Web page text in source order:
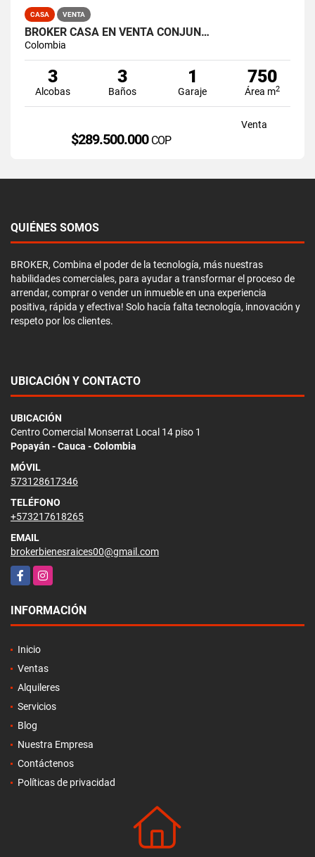
CASA VENTA
BROKER CASA EN VENTA CONJUN…
Colombia
3
Alcobas
3
Baños
1
Garaje
750
Área m2
Venta
$289.500.000 COP
QUIÉNES SOMOS
BROKER, Combina el poder de la tecnología, más nuestras
habilidades comerciales, para ayudar a transformar el proceso de
arrendar, comprar o vender un inmueble en una experiencia
positiva, rápida y efectiva! Solo hacía falta tecnología, innovación y
respeto por los clientes.
UBICACIÓN Y CONTACTO
UBICACIÓN
Centro Comercial Monserrat Local 14 piso 1
Popayán - Cauca - Colombia
MÓVIL
573128617346
TELÉFONO
+573217618265
EMAIL
brokerbienesraices00@gmail.com
FacebookInstagram
INFORMACIÓN
Inicio
Ventas
Alquileres
Servicios
Blog
Nuestra Empresa
Contáctenos
Políticas de privacidad